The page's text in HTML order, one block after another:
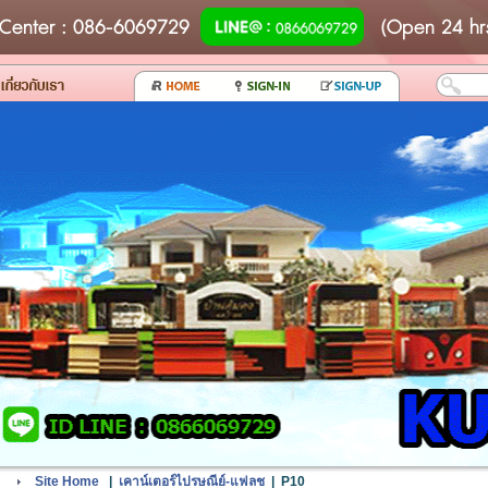
: 086-6069729 (Open 24
Site Home เคาน์เตอร์ไปรษณีย์-แฟลช P10